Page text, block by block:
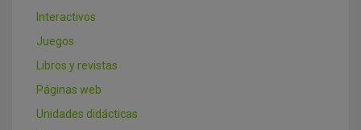
Interactivos
Juegos
Libros y revistas
Páginas web
Unidades didácticas